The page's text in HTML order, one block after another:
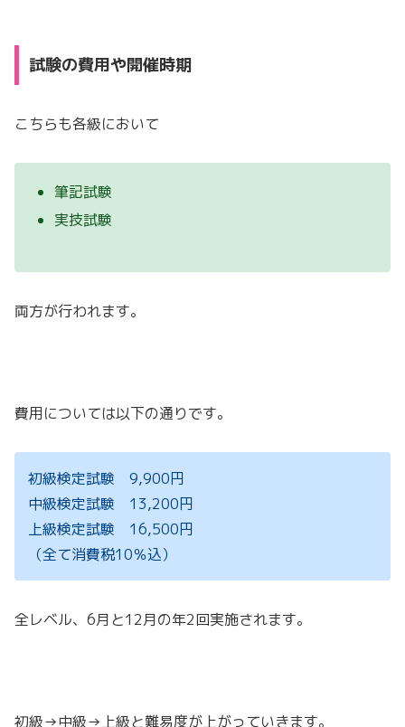
試験の費用や開催時期
こちらも各級において
筆記試験
実技試験
両方が行われます。
費用については以下の通りです。
初級検定試験 9,900円
中級検定試験 13,200円
上級検定試験 16,500円
（全て消費税10％込）
全レベル、6月と12月の年2回実施されます。
初級→中級→上級と難易度が上がっていきます。